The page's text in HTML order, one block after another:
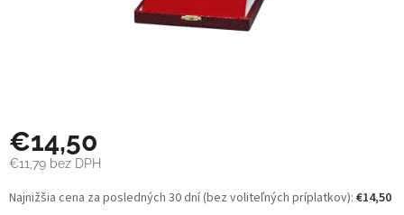
€14,50
€11,79 bez DPH
Jednotková
cena:
Najnižšia cena za posledných 30 dní (bez voliteľných príplatkov): €14,50